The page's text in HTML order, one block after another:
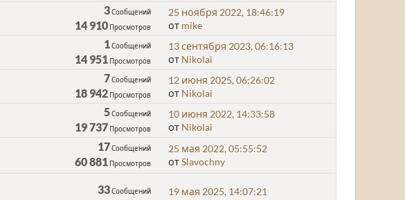
3Сообщений
14 910 Просмотров
25 ноября 2022, 18:46:19
от mike
1 Сообщений
14 951 Просмотров
13 сентября 2023, 06:16:13
от Nikolai
7Сообщений
18 942 Просмотров
12 июня 2025, 06:26:02
от Nikolai
5Сообщений
19 737 Просмотров
10 июня 2022, 14:33:58
от Nikolai
17Сообщений
60 881 Просмотров
25 мая 2022, 05:55:52
отSlavochny
33Сообщений
19 мая 2025, 14:07:21